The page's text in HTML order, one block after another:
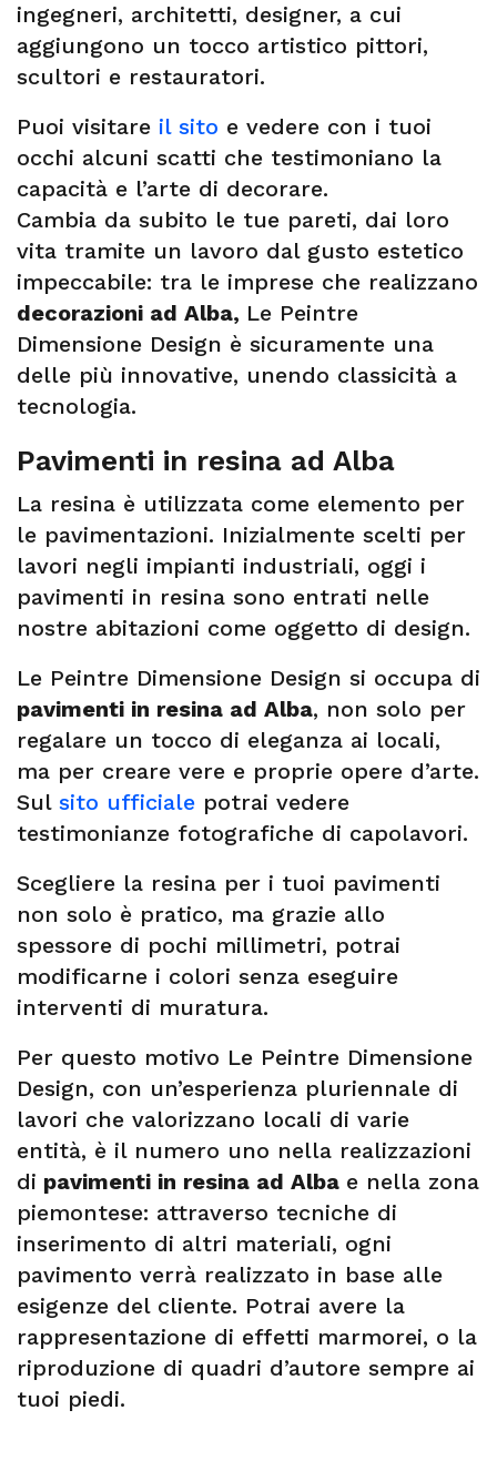
ingegneri, architetti, designer, a cui
aggiungono un tocco artistico pittori,
scultori e restauratori.
Puoi visitare il sito e vedere con i tuoi
occhi alcuni scatti che testimoniano la
capacità e l’arte di decorare.
Cambia da subito le tue pareti, dai loro
vita tramite un lavoro dal gusto estetico
impeccabile: tra le imprese che realizzano
decorazioni ad Alba, Le Peintre
Dimensione Design è sicuramente una
delle più innovative, unendo classicità a
tecnologia.
Pavimenti in resina ad Alba
La resina è utilizzata come elemento per
le pavimentazioni. Inizialmente scelti per
lavori negli impianti industriali, oggi i
pavimenti in resina sono entrati nelle
nostre abitazioni come oggetto di design.
Le Peintre Dimensione Design si occupa di
pavimenti in resina ad Alba, non solo per
regalare un tocco di eleganza ai locali,
ma per creare vere e proprie opere d’arte.
Sul sito ufficiale potrai vedere
testimonianze fotografiche di capolavori.
Scegliere la resina per i tuoi pavimenti
non solo è pratico, ma grazie allo
spessore di pochi millimetri, potrai
modificarne i colori senza eseguire
interventi di muratura.
Per questo motivo Le Peintre Dimensione
Design, con un’esperienza pluriennale di
lavori che valorizzano locali di varie
entità, è il numero uno nella realizzazioni
di pavimenti in resina ad Alba e nella zona
piemontese: attraverso tecniche di
inserimento di altri materiali, ogni
pavimento verrà realizzato in base alle
esigenze del cliente. Potrai avere la
rappresentazione di effetti marmorei, o la
riproduzione di quadri d’autore sempre ai
tuoi piedi.